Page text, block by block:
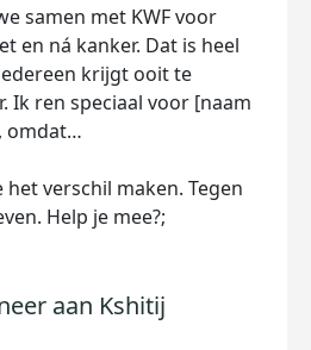
samen met KWF voor
en ná kanker. Dat is heel
krijgt ooit te
Ik ren speciaal voor [naam
omdat…
verschil maken. Tegen
Help je mee?;
aan Kshitij